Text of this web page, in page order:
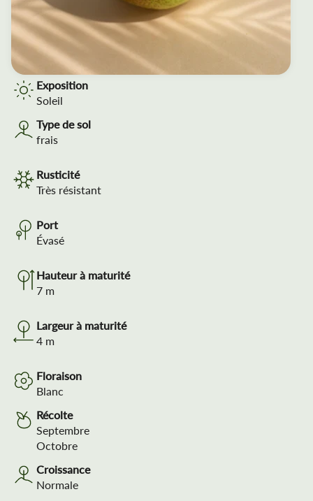
Exposition
Soleil
Type de sol
frais
Rusticité
Très résistant
Port
Évasé
Hauteur à maturité
7 m
Largeur à maturité
4 m
Floraison
Blanc
Récolte
Septembre
Octobre
Croissance
Normale